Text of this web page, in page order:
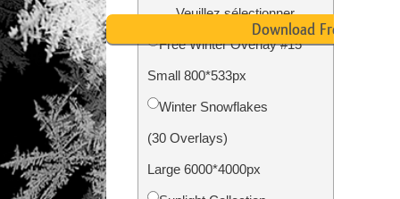
immobilière
Services de restauration photo
Veuillez sélectionner
Free Winter Overlay #15
Small 800*533px
Winter Snowflakes
(30 Overlays)
Large 6000*4000px
Download Free